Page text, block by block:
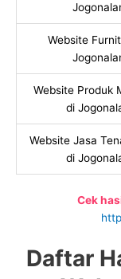
Website
Website Produk
di
Website Jasa
di
Cek
Daftar